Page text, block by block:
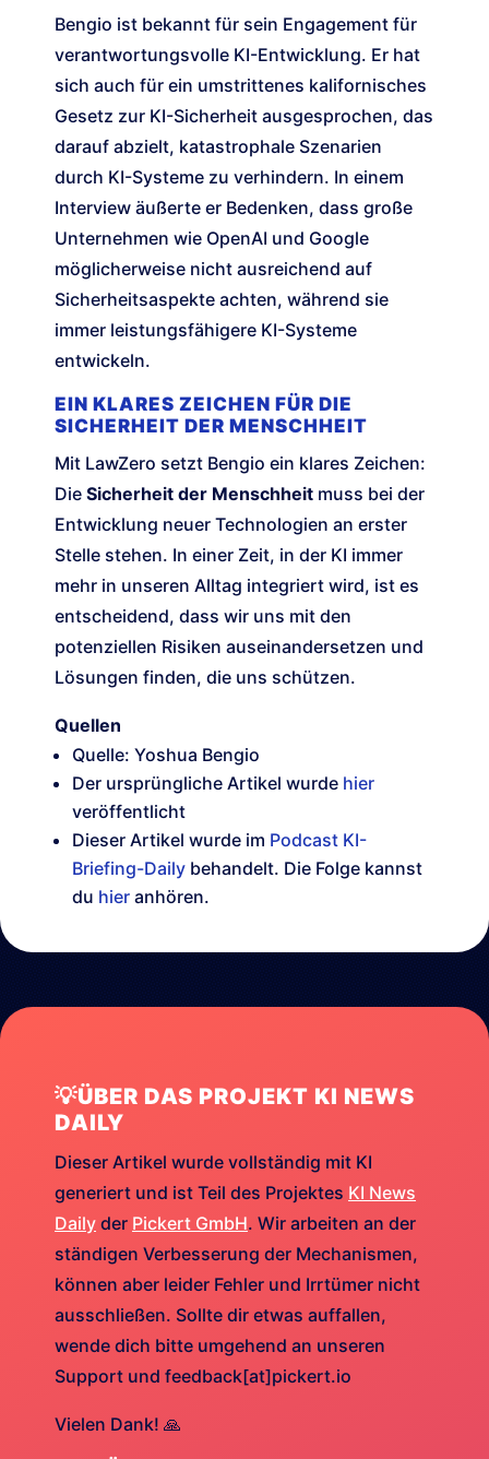
Bengio ist bekannt für sein Engagement für
verantwortungsvolle KI-Entwicklung. Er hat
sich auch für ein umstrittenes kalifornisches
Gesetz zur KI-Sicherheit ausgesprochen, das
darauf abzielt, katastrophale Szenarien
durch KI-Systeme zu verhindern. In einem
Interview äußerte er Bedenken, dass große
Unternehmen wie OpenAI und Google
möglicherweise nicht ausreichend auf
Sicherheitsaspekte achten, während sie
immer leistungsfähigere KI-Systeme
entwickeln.
EIN KLARES ZEICHEN FÜR DIE
SICHERHEIT DER MENSCHHEIT
Mit LawZero setzt Bengio ein klares Zeichen:
Die Sicherheit der Menschheit muss bei der
Entwicklung neuer Technologien an erster
Stelle stehen. In einer Zeit, in der KI immer
mehr in unseren Alltag integriert wird, ist es
entscheidend, dass wir uns mit den
potenziellen Risiken auseinandersetzen und
Lösungen finden, die uns schützen.
Quellen
Quelle: Yoshua Bengio
Der ursprüngliche Artikel wurde hier
veröffentlicht
Dieser Artikel wurde im Podcast KI-
Briefing-Daily behandelt. Die Folge kannst
du hier anhören.
💡ÜBER DAS PROJEKT KI NEWS
DAILY
Dieser Artikel wurde vollständig mit KI
generiert und ist Teil des Projektes KI News
Daily der Pickert GmbH. Wir arbeiten an der
ständigen Verbesserung der Mechanismen,
können aber leider Fehler und Irrtümer nicht
ausschließen. Sollte dir etwas auffallen,
wende dich bitte umgehend an unseren
Support und feedback[at]pickert.io
Vielen Dank! 🙏